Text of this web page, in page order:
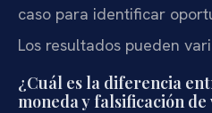
caso para identificar
Los resultados pueden
¿Cuál es la diferencia
moneda y falsificación de